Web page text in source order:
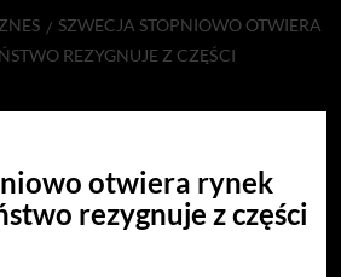
SZWECJA STOPNIOWO OTWIERA
REZYGNUJE Z CZĘŚCI
otwiera rynek
rezygnuje z części